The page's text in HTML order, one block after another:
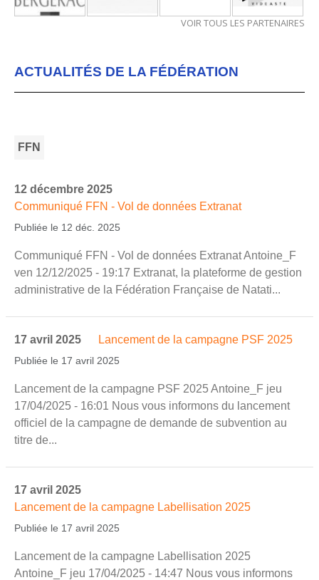
VOIR TOUS LES PARTENAIRES
ACTUALITÉS DE LA FÉDÉRATION
FFN
12 décembre 2025
Communiqué FFN - Vol de données Extranat
Publiée le 12 déc. 2025
Communiqué FFN - Vol de données Extranat Antoine_F
ven 12/12/2025 - 19:17 Extranat, la plateforme de gestion
administrative de la Fédération Française de Natati...
17 avril 2025 Lancement de la campagne PSF 2025
Publiée le 17 avril 2025
Lancement de la campagne PSF 2025 Antoine_F jeu
17/04/2025 - 16:01 Nous vous informons du lancement
officiel de la campagne de demande de subvention au
titre de...
17 avril 2025
Lancement de la campagne Labellisation 2025
Publiée le 17 avril 2025
Lancement de la campagne Labellisation 2025
Antoine_F jeu 17/04/2025 - 14:47 Nous vous informons